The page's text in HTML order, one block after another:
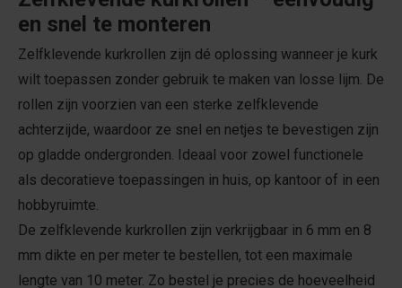
en snel te monteren
Zelfklevende kurkrollen zijn dé oplossing wanneer je kurk
wilt toepassen zonder gebruik te maken van losse lijm. De
rollen zijn voorzien van een sterke zelfklevende
achterzijde, waardoor ze snel en netjes te bevestigen zijn
op gladde ondergronden. Ideaal voor zowel functionele
als decoratieve toepassingen in huis, op kantoor of in een
hobbyruimte.
De zelfklevende kurkrollen zijn verkrijgbaar in 6 mm en 8
mm dikte en per meter te bestellen, tot een maximale
lengte van 10 meter. Zo bestel je precies de hoeveelheid